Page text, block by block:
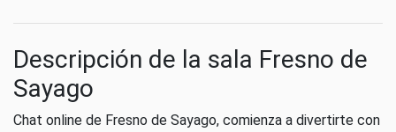
Descripción de la sala Fresno de
Sayago
Chat online de Fresno de Sayago, comienza a divertirte con